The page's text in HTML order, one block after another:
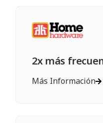
2x más
Más Información